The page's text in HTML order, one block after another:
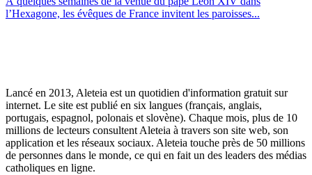
l’Hexagone, les évêques de France invitent les paroisses...
Lancé en 2013, Aleteia est un quotidien d'information gratuit sur
internet. Le site est publié en six langues (français, anglais,
portugais, espagnol, polonais et slovène). Chaque mois, plus de 10
millions de lecteurs consultent Aleteia à travers son site web, son
application et les réseaux sociaux. Aleteia touche près de 50 millions
de personnes dans le monde, ce qui en fait un des leaders des médias
catholiques en ligne.